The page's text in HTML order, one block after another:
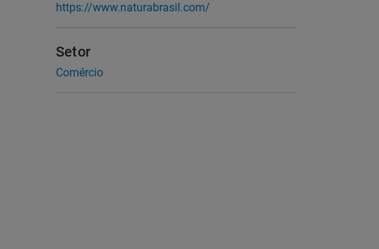
https://www.naturabrasil.com/
Setor
Comércio